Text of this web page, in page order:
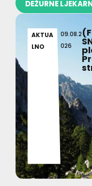
DEŽURNE
AKTUA
LNO
09.08.2
026